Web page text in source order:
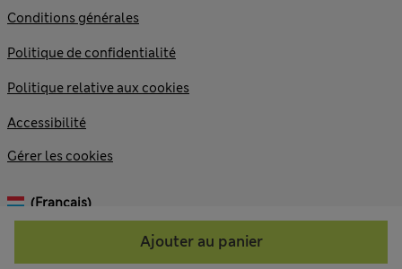
Ajouter au panier
© 2026 Marks and Spencer plc
Conditions générales
Politique de confidentialité
Politique relative aux cookies
Accessibilité
Gérer les cookies
(français)